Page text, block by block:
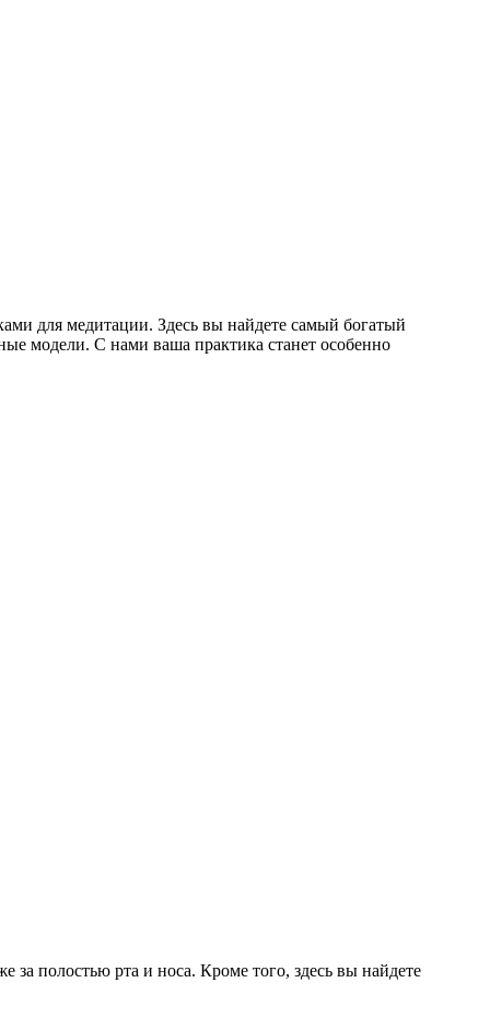
для медитации. Здесь вы найдете самый богатый
модели. С нами ваша практика станет особенно
за полостью рта и носа. Кроме того, здесь вы найдете